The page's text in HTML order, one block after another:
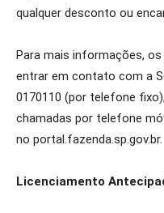
qualquer desconto ou
Para mais informações,
entrar em contato com a
0170110 (por telefone
chamadas por telefone
no portal.fazenda.sp.gov.br.
Licenciamento